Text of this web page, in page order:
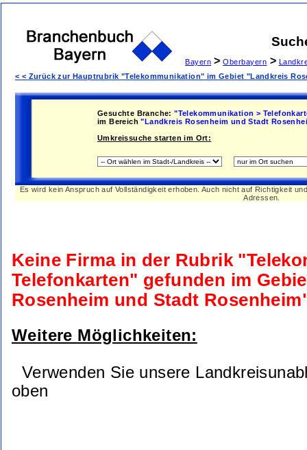
Bayern > Oberbayern >
< < Zurück zur Hauptrubrik "Telekommunikation" im Gebiet "Landkreis
Gesuchte Branche: "Telekommunikation >
im Bereich "Landkreis Rosenheim und Stadt
Umkreissuche starten im Ort:
Es wird kein Anspruch auf Vollständigkeit erhoben. Auch nicht auf Richtigkeit
Adressen.
Keine Firma in der Rubrik
Telefonkarten" gefunden im
Rosenheim und Stadt
Weitere Möglichkeiten:
Verwenden Sie unsere
oben